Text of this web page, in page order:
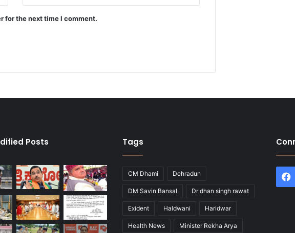
for the next time I comment.
Posts Tags
CM Dhami Dehradun
DM Savin Bansal Dr dhan singh rawat
Exident Haldwani Haridwar
Health News Minister Rekha Arya